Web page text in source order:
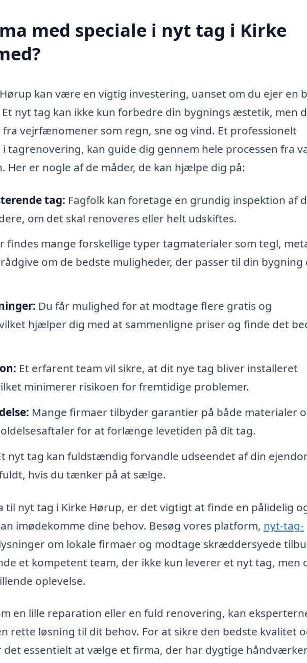
med speciale i nyt tag i Kirke
kan være en vigtig investering, uanset om du ejer en
nyt tag kan ikke kun forbedre din bygnings æstetik, men
vejrfænomener som regn, sne og vind. Et professionelt
tagrenovering, kan guide dig gennem hele processen fra
Her er nogle af de måder, de kan hjælpe dig på:
tag: Fagfolk kan foretage en grundig inspektion af
om det skal renoveres eller helt udskiftes.
findes mange forskellige typer tagmaterialer som tegl,
om de bedste muligheder, der passer til din bygning
Du får mulighed for at modtage flere gratis og
hjælper dig med at sammenligne priser og finde det
Et erfarent team vil sikre, at dit nye tag bliver installeret
minimerer risikoen for fremtidige problemer.
Mange firmaer tilbyder garantier på både materialer
for at forlænge levetiden på dit tag.
nyt tag kan fuldstændig forvandle udseendet af din
hvis du tænker på at sælge.
til nyt tag i Kirke Hørup, er det vigtigt at finde en pålidelig
imødekomme dine behov. Besøg vores platform, nyt-tag-
om lokale firmaer og modtage skræddersyede
et kompetent team, der ikke kun leverer et nyt tag, men
oplevelse.
en lille reparation eller en fuld renovering, kan
rette løsning til dit behov. For at sikre den bedste kvalitet
det essentielt at vælge et firma, der har dygtige